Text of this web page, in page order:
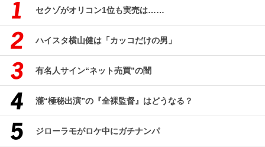
セクゾがオリコン1位も実売は……
ハイスタ横山健は「カッコだけの男」
有名人サイン“ネット売買”の闇
瀧“極秘出演”の『全裸監督』はどうなる？
ジローラモがロケ中にガチナンパ